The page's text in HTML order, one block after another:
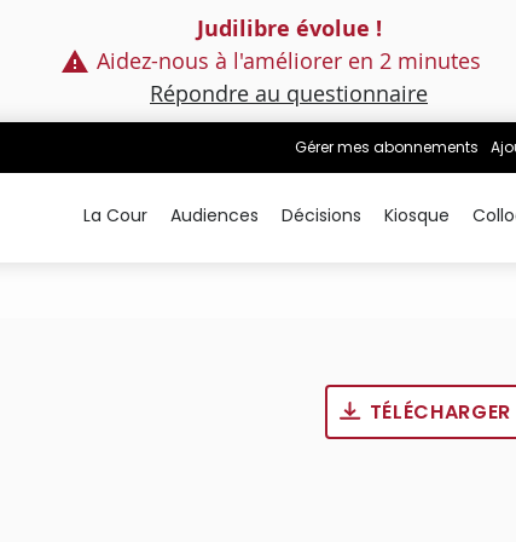
Judilibre évolue !
Aidez-nous à l'améliorer en 2 minutes
Répondre au questionnaire
Gérer mes abonnements
La Cour Audiences Décisions Kiosque